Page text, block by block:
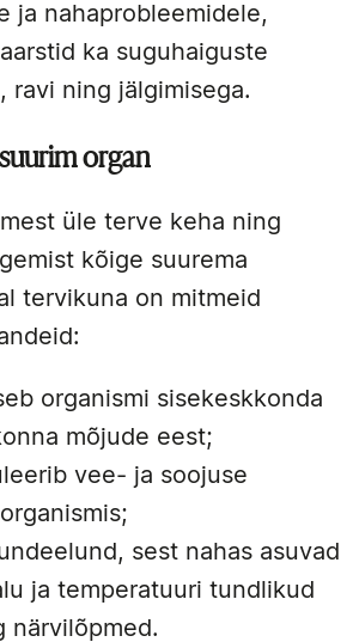
ja nahaprobleemidele,
ka suguhaiguste
ravi ning jälgimisega.
organ
üle terve keha ning
kõige suurema
tervikuna on mitmeid
organismi sisekeskkonda
mõjude eest;
vee- ja soojuse
sest nahas asuvad
ja temperatuuri tundlikud
närvilõpmed.